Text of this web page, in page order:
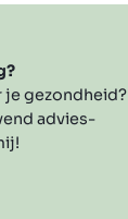
je gezondheid?
advies-